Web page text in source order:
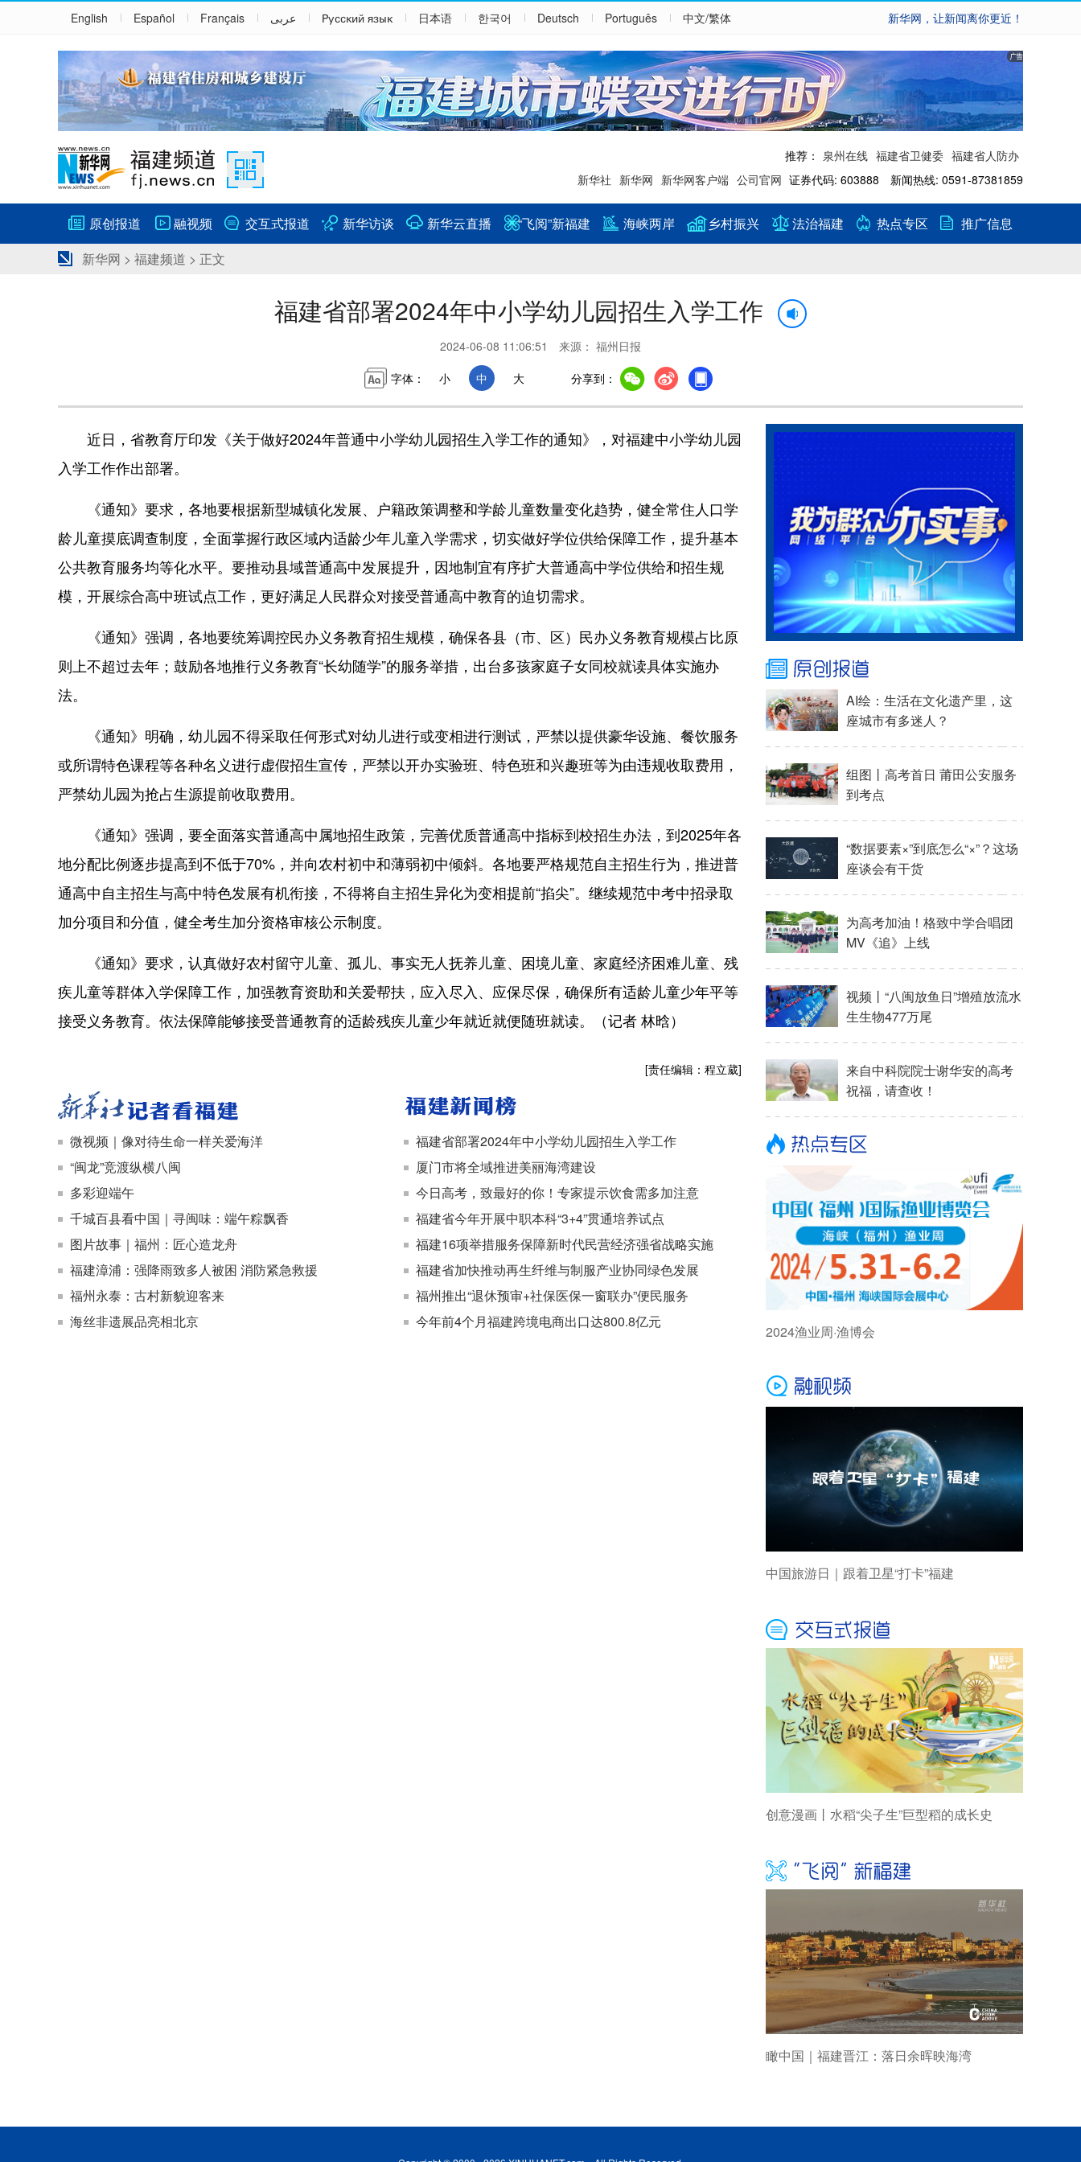
English Español Français عربى Русский язык 日本语 한국어 Deutsch Português 中文/繁体 新华网，让新闻离你更近！
推荐： 泉州在线 福建省卫健委 福建省人防办
新华社 新华网 新华网客户端 公司官网 证券代码: 603888 新闻热线: 0591-87381859
原创报道 融视频 交互式报道 新华访谈 新华云直播 “飞阅”新福建 海峡两岸 乡村振兴 法治福建 热点专区
推广信息
新华网 > 福建频道 > 正文
福建省部署2024年中小学幼儿园招生入学工作
2024-06-08 11:06:51 来源： 福州日报
字体：
小 中 大 分享到：
近日，省教育厅印发《关于做好2024年普通中小学幼儿园招生入学工作的通知》，对福建中小学幼儿园
入学工作作出部署。
《通知》要求，各地要根据新型城镇化发展、户籍政策调整和学龄儿童数量变化趋势，健全常住人口学
龄儿童摸底调查制度，全面掌握行政区域内适龄少年儿童入学需求，切实做好学位供给保障工作，提升基本
公共教育服务均等化水平。要推动县域普通高中发展提升，因地制宜有序扩大普通高中学位供给和招生规
模，开展综合高中班试点工作，更好满足人民群众对接受普通高中教育的迫切需求。
《通知》强调，各地要统筹调控民办义务教育招生规模，确保各县（市、区）民办义务教育规模占比原
则上不超过去年；鼓励各地推行义务教育“长幼随学”的服务举措，出台多孩家庭子女同校就读具体实施办
法。
《通知》明确，幼儿园不得采取任何形式对幼儿进行或变相进行测试，严禁以提供豪华设施、餐饮服务
或所谓特色课程等各种名义进行虚假招生宣传，严禁以开办实验班、特色班和兴趣班等为由违规收取费用，
严禁幼儿园为抢占生源提前收取费用。
《通知》强调，要全面落实普通高中属地招生政策，完善优质普通高中指标到校招生办法，到2025年各
地分配比例逐步提高到不低于70%，并向农村初中和薄弱初中倾斜。各地要严格规范自主招生行为，推进普
通高中自主招生与高中特色发展有机衔接，不得将自主招生异化为变相提前“掐尖”。继续规范中考中招录取
加分项目和分值，健全考生加分资格审核公示制度。
《通知》要求，认真做好农村留守儿童、孤儿、事实无人抚养儿童、困境儿童、家庭经济困难儿童、残
疾儿童等群体入学保障工作，加强教育资助和关爱帮扶，应入尽入、应保尽保，确保所有适龄儿童少年平等
接受义务教育。依法保障能够接受普通教育的适龄残疾儿童少年就近就便随班就读。（记者 林晗）
[责任编辑：程立葳]
微视频｜像对待生命一样关爱海洋
“闽龙”竞渡纵横八闽
多彩迎端午
千城百县看中国｜寻闽味：端午粽飘香
图片故事｜福州：匠心造龙舟
福建漳浦：强降雨致多人被困 消防紧急救援
福州永泰：古村新貌迎客来
海丝非遗展品亮相北京
福建省部署2024年中小学幼儿园招生入学工作
厦门市将全域推进美丽海湾建设
今日高考，致最好的你！ 专家提示饮食需多加注意
福建省今年开展中职本科“3+4”贯通培养试点
福建16项举措服务保障新时代民营经济强省战略实施
福建省加快推动再生纤维与制服产业协同绿色发展
福州推出“退休预审+社保医保一窗联办”便民服务
今年前4个月福建跨境电商出口达800.8亿元
AI绘：生活在文化遗产里，这
座城市有多迷人？
组图丨高考首日 莆田公安服务
到考点
“数据要素×”到底怎么“×”？这场
座谈会有干货
为高考加油！格致中学合唱团
MV《追》上线
视频丨“八闽放鱼日”增殖放流水
生生物477万尾
来自中科院院士谢华安的高考
祝福，请查收！
2024渔业周·渔博会
中国旅游日｜跟着卫星“打卡”福建
创意漫画丨水稻“尖子生”巨型稻的成长史
瞰中国｜福建晋江：落日余晖映海湾